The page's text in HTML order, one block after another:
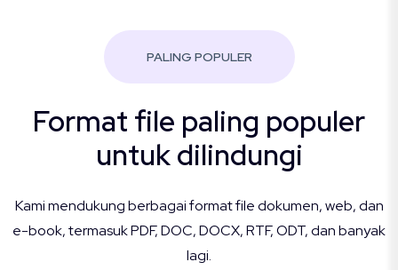
PALING POPULER
Format file paling populer
untuk dilindungi
Kami mendukung berbagai format file dokumen, web, dan
e-book, termasuk PDF, DOC, DOCX, RTF, ODT, dan banyak
lagi.